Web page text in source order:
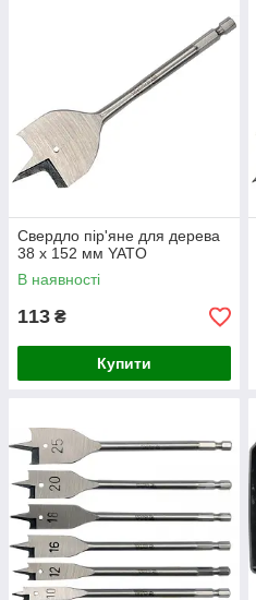
Свердло пір'яне для дерева
38 х 152 мм YATO
В наявності
113 ₴
Купити